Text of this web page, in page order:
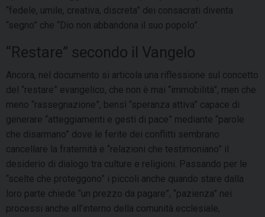
“fedele, umile, creativa, discreta” dei consacrati diventa
“segno” che “Dio non abbandona il suo popolo”.
“Restare” secondo il Vangelo
Ancora, nel documento si articola una riflessione sul concetto
del “restare” evangelico, che non è mai “immobilità”, men che
meno “rassegnazione”, bensì “speranza attiva” capace di
generare “atteggiamenti e gesti di pace” mediante “parole
che disarmano” dove le ferite dei conflitti sembrano
cancellare la fraternità e “relazioni che testimoniano” il
desiderio di dialogo tra culture e religioni. Passando per le
“scelte che proteggono” i piccoli anche quando stare dalla
loro parte chiede “un prezzo da pagare”, “pazienza” nei
processi anche all’interno della comunità ecclesiale,